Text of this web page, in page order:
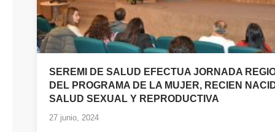
SEREMI DE SALUD EFECTUA JORNADA
DEL PROGRAMA DE LA MUJER, RECIEN
SALUD SEXUAL Y REPRODUCTIVA
27 junio, 2024